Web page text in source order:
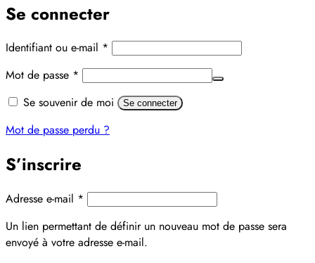
Se connecter
Identifiant ou e-mail * Obligatoire
Mot de passe * Obligatoire
Alternative:
Se souvenir de moi Se connecter
Mot de passe perdu ?
S’inscrire
Adresse e-mail * Obligatoire
Un lien permettant de définir un nouveau mot de passe sera
envoyé à votre adresse e-mail.